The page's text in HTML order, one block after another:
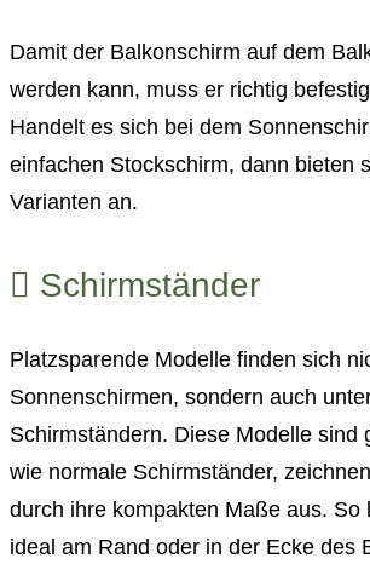
Damit der Balkonschirm auf dem
werden kann, muss er richtig
Handelt es sich bei dem
einfachen Stockschirm, dann bieten
Varianten an.
Schirmständer
Platzsparende Modelle finden sich
Sonnenschirmen, sondern auch
Schirmständern. Diese Modelle sind
wie normale Schirmständer,
durch ihre kompakten Maße aus. So
ideal am Rand oder in der Ecke des